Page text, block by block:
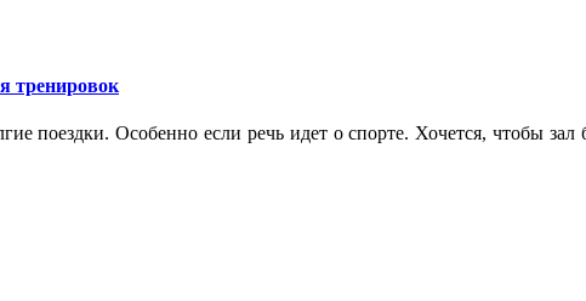
тренировок
поездки. Особенно если речь идет о спорте. Хочется, чтобы